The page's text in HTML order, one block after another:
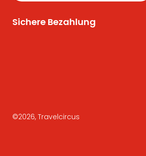
Sichere Bezahlung
©2026, Travelcircus